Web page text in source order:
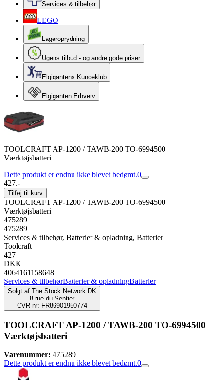
Services & tilbehør
LEGO
Lageroprydning
Ugens tilbud - og andre gode priser
Elgigantens Kundeklub
Elgiganten Erhverv
TOOLCRAFT AP-1200 / TAWB-200 TO-6994500
Værktøjsbatteri
Dette produkt er endnu ikke blevet bedømt.0
427.-
Tilføj til kurv
TOOLCRAFT AP-1200 / TAWB-200 TO-6994500
Værktøjsbatteri
475289
475289
Services & tilbehør, Batterier & opladning, Batterier
Toolcraft
427
DKK
4064161158648
Services & tilbehørBatterier & opladningBatterier
Solgt af The Stock Network DK
8 rue du Sentier
CVR-nr: FR86901950774
TOOLCRAFT AP-1200 / TAWB-200 TO-6994500
Værktøjsbatteri
Varenummer: 475289
Dette produkt er endnu ikke blevet bedømt.0